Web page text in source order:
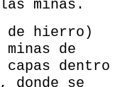
minas.
de hierro)
de
dentro
donde se